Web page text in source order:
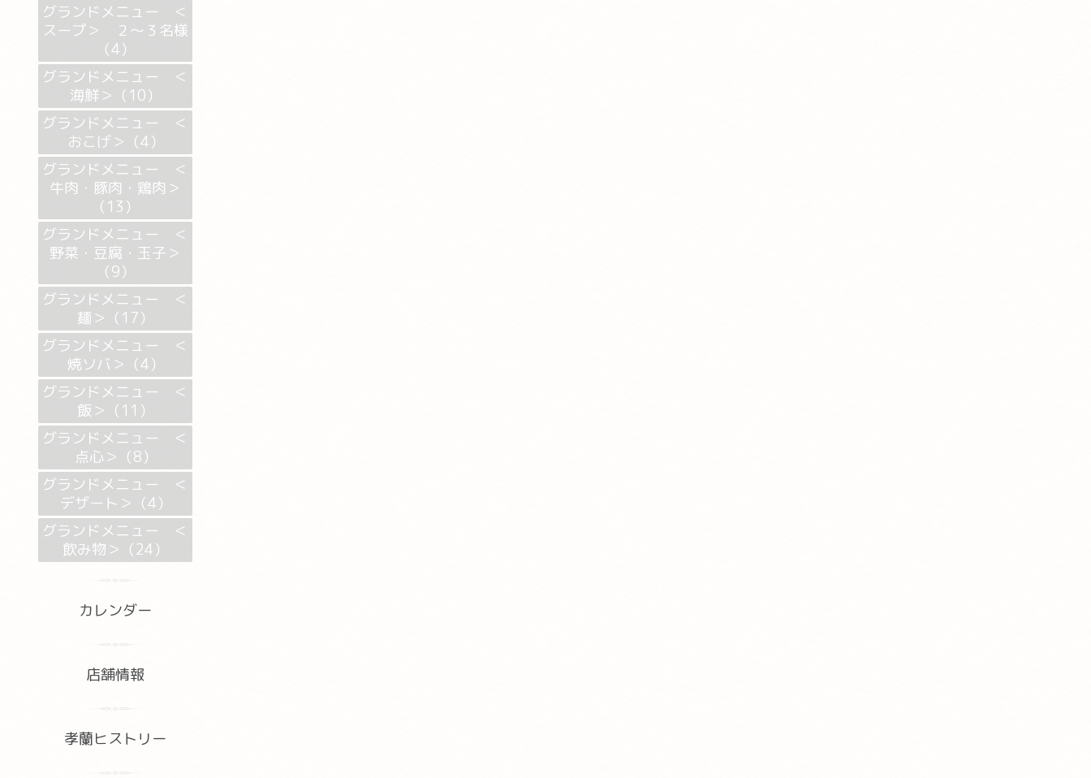
グランドメニュー ＜
スープ＞ ２～３名様
（4）
グランドメニュー ＜
海鮮＞（10）
グランドメニュー ＜
おこげ＞（4）
グランドメニュー ＜
牛肉・豚肉・鶏肉＞
（13）
グランドメニュー ＜
野菜・豆腐・玉子＞
（9）
グランドメニュー ＜
麺＞（17）
グランドメニュー ＜
焼ソバ＞（4）
グランドメニュー ＜
飯＞（11）
グランドメニュー ＜
点心＞（8）
グランドメニュー ＜
デザート＞（4）
グランドメニュー ＜
飲み物＞（24）
カレンダー
店舗情報
孝蘭ヒストリー